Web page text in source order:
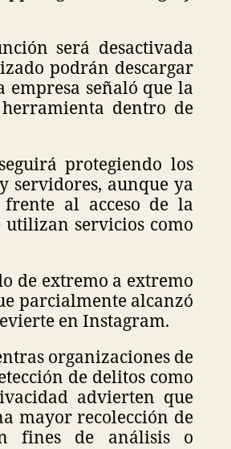
será desactivada
podrán descargar
empresa señaló que la
dentro de
protegiendo los
servidores, aunque ya
al acceso de la
servicios como
de extremo a extremo
parcialmente alcanzó
en Instagram.
organizaciones de
de delitos como
advierten que
mayor recolección de
fines de análisis o